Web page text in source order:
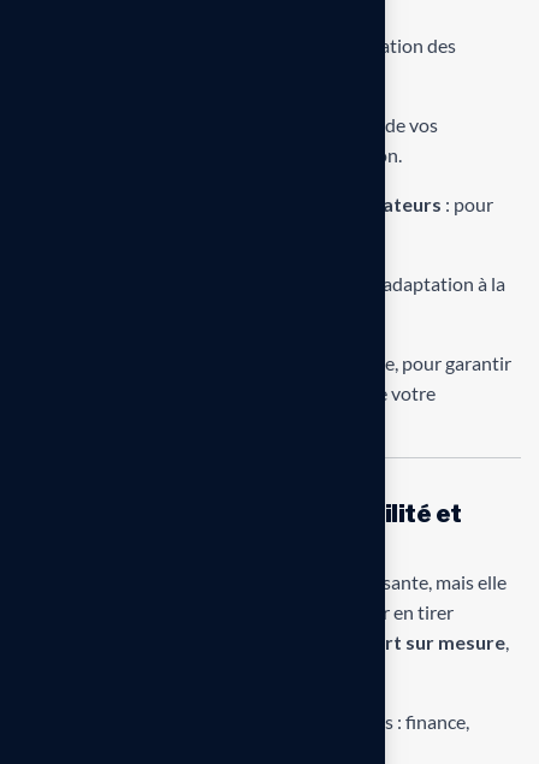
: assistance sur l’utilisation des
: analyse de vos
processus et recommandations d’amélioration.
Formation et accompagnement des utilisateurs : pour
: ajout de fonctionnalités, adaptation à la
Notre équipe reste à vos côtés à chaque étape, pour garantir
de votre
Support SAP Business One : agilité et
SAP Business One est une solution ERP puissante, mais elle
requiert un accompagnement de qualité pour en tirer
support sur mesure,
sur les modules clés : finance,